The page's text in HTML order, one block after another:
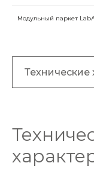
Модульный паркет